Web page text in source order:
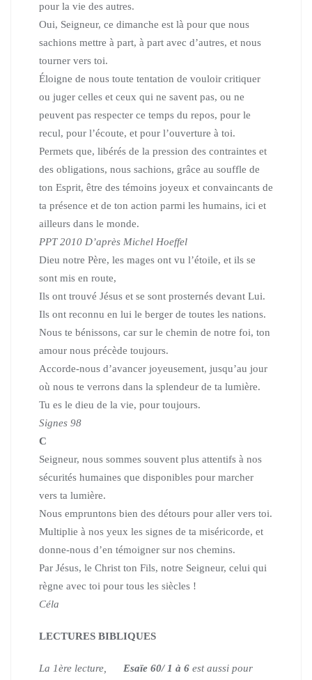
pour la vie des autres.
Oui, Seigneur, ce dimanche est là pour que nous
sachions mettre à part, à part avec d’autres, et nous
tourner vers toi.
Éloigne de nous toute tentation de vouloir critiquer
ou juger celles et ceux qui ne savent pas, ou ne
peuvent pas respecter ce temps du repos, pour le
recul, pour l’écoute, et pour l’ouverture à toi.
Permets que, libérés de la pression des contraintes et
des obligations, nous sachions, grâce au souffle de
ton Esprit, être des témoins joyeux et convaincants de
ta présence et de ton action parmi les humains, ici et
ailleurs dans le monde.
PPT 2010 D’après Michel Hoeffel
Dieu notre Père, les mages ont vu l’étoile, et ils se
sont mis en route,
Ils ont trouvé Jésus et se sont prosternés devant Lui.
Ils ont reconnu en lui le berger de toutes les nations.
Nous te bénissons, car sur le chemin de notre foi, ton
amour nous précède toujours.
Accorde-nous d’avancer joyeusement, jusqu’au jour
où nous te verrons dans la splendeur de ta lumière.
Tu es le dieu de la vie, pour toujours.
Signes 98
C
Seigneur, nous sommes souvent plus attentifs à nos
sécurités humaines que disponibles pour marcher
vers ta lumière.
Nous empruntons bien des détours pour aller vers toi.
Multiplie à nos yeux les signes de ta miséricorde, et
donne-nous d’en témoigner sur nos chemins.
Par Jésus, le Christ ton Fils, notre Seigneur, celui qui
règne avec toi pour tous les siècles !
Céla
LECTURES BIBLIQUES
La 1ère lecture, Esaïe 60/ 1 à 6 est aussi pour